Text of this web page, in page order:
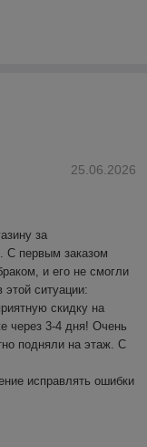
25.06.2026
за
С первым заказом
и его не смогли
этой ситуации:
скидку на
через 3-4 дня! Очень
подняли на этаж. С
исправлять ошибки